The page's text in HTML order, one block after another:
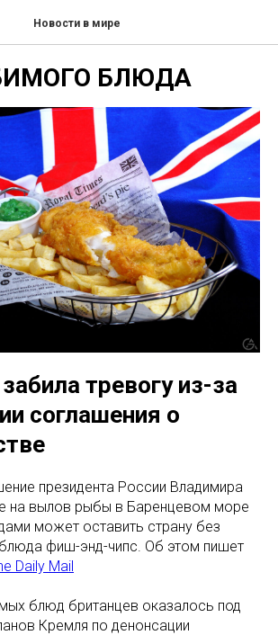
Новости в мире
БЛЮДА
тревогу из-за
соглашения о
президента России Владимира
на вылов рыбы в Баренцевом море
может оставить страну без
фиш-энд-чипс. Об этом пишет
Daily Mail
блюд британцев оказалось под
Кремля по денонсации